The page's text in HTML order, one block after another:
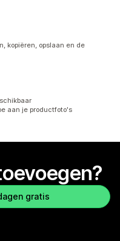
kopiëren, opslaan en de
aan je productfoto's
gratis